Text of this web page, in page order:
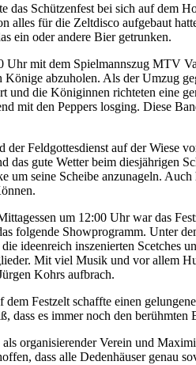
das Schützenfest bei sich auf dem
alles für die Zeltdisco aufgebaut
ein oder andere Bier getrunken.
Uhr mit dem Spielmannszug MTV
abzuholen. Als der Umzug
und die Königinnen richteten eine
mit den Peppers losging. Diese
Feldgottesdienst auf der Wiese
das gute Wetter beim diesjährigen
um seine Scheibe anzunageln.
um 12:00 Uhr war das
folgende Showprogramm. Unter
ideenreich inszenierten Scetches
Mit viel Musik und vor allem
Kohrs aufbrach.
dem Festzelt schaffte einen
dass es immer noch den
organisierender Verein und
dass alle Dedenhäuser genau